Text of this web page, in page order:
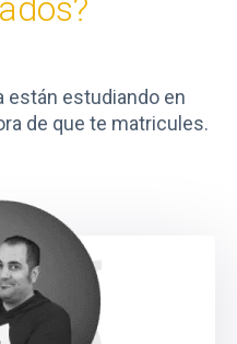
están estudiando en
de que te matricules.